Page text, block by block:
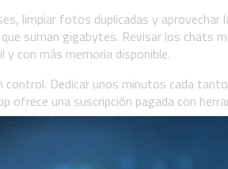
limpiar fotos duplicadas y aprovechar
suman gigabytes. Revisar los chats
con más memoria disponible.
Dedicar unos minutos cada
ofrece una suscripción pagada con